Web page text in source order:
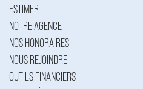
ESTIMER
NOTRE AGENCE
NOS HONORAIRES
NOUS REJOINDRE
OUTILS FINANCIERS